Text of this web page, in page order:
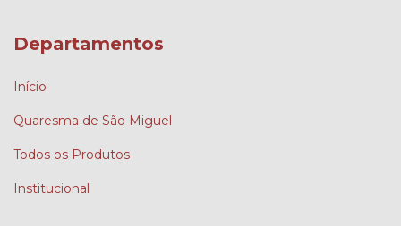
Departamentos
Início
Quaresma de São Miguel
Todos os Produtos
Institucional